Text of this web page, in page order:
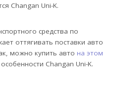
Changan Uni-K.
средства по
оттягивать поставки авто
можно купить авто на этом
Changan Uni-K.